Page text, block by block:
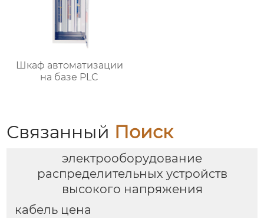
Шкаф автоматизации
на базе PLC
Связанный Поиск
электрооборудование
распределительных устройств
высокого напряжения
кабель цена